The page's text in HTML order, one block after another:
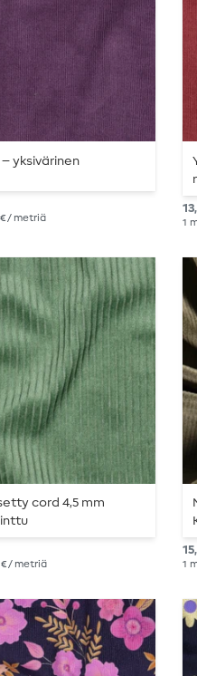
yksivärinen
€ / metriä 1
cord 4,5 mm
€ / metriä 1